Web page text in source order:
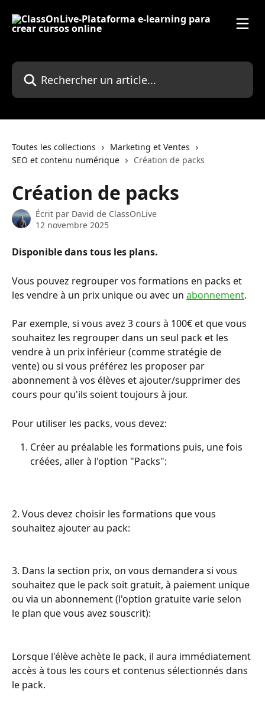
Rechercher un article...
Toutes les collections
Marketing et Ventes
SEO et contenu numérique
Création de packs
Création de packs
Écrit par David de ClassOnLive
12 novembre 2025
Disponible dans tous les plans.
Vous pouvez regrouper vos formations en packs et
les vendre à un prix unique ou avec un abonnement.
Par exemple, si vous avez 3 cours à 100€ et que vous
souhaitez les regrouper dans un seul pack et les
vendre à un prix inférieur (comme stratégie de
vente) ou si vous préférez les proposer par
abonnement à vos élèves et ajouter/supprimer des
cours pour qu'ils soient toujours à jour.
Pour utiliser les packs, vous devez:
Créer au préalable les formations puis, une fois
créées, aller à l'option "Packs":
2. Vous devez choisir les formations que vous
souhaitez ajouter au pack:
3. Dans la section prix, on vous demandera si vous
souhaitez que le pack soit gratuit, à paiement unique
ou via un abonnement (l'option gratuite varie selon
le plan que vous avez souscrit):
Lorsque l'élève achète le pack, il aura immédiatement
accès à tous les cours et contenus sélectionnés dans
le pack.